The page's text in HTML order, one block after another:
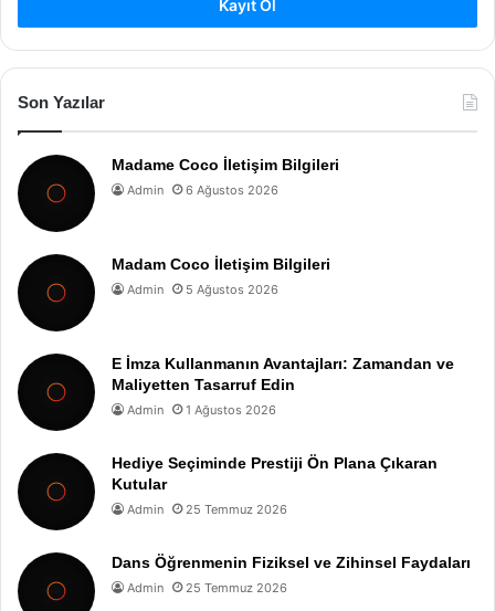
Kayıt Ol
Son Yazılar
Madame Coco İletişim Bilgileri
Admin 6 Ağustos 2026
Madam Coco İletişim Bilgileri
Admin 5 Ağustos 2026
E İmza Kullanmanın Avantajları: Zamandan ve
Maliyetten Tasarruf Edin
Admin 1 Ağustos 2026
Hediye Seçiminde Prestiji Ön Plana Çıkaran
Kutular
Admin 25 Temmuz 2026
Dans Öğrenmenin Fiziksel ve Zihinsel Faydaları
Admin 25 Temmuz 2026